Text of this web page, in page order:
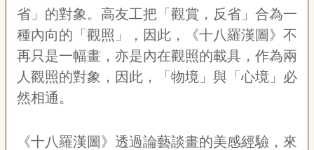
省」的對象。高友工把「觀賞，反省」合為一
種內向的「觀照」，因此，《十八羅漢圖》不
再只是一幅畫，亦是內在觀照的載具，作為兩
人觀照的對象，因此，「物境」與「心境」必
然相通。
《十八羅漢圖》透過論藝談畫的美感經驗，來